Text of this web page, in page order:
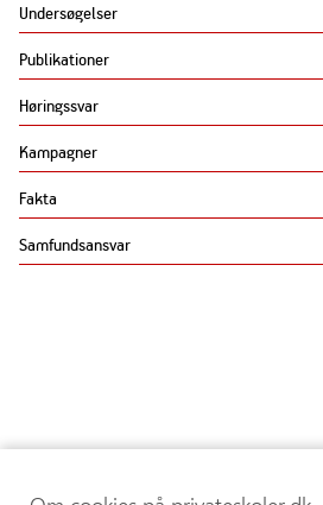
Undersøgelser
Publikationer
Høringssvar
Kampagner
Fakta
Samfundsansvar